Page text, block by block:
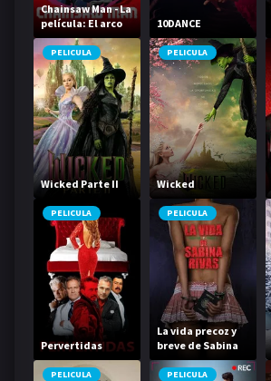
Chainsaw Man - La
película: El arco
de Reze
10DANCE
PELICULA
Wicked Parte II
PELICULA
Wicked
PELICULA
Pervertidas
PELICULA
La vida precoz y
breve de Sabina
Rivas
PELICULA PELICULA